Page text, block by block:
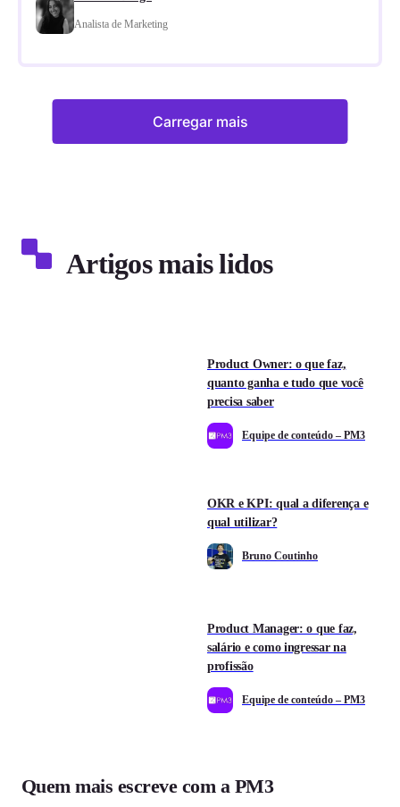
Analista de Marketing
Carregar mais
Artigos mais lidos
Product Owner: o que faz,
quanto ganha e tudo que você
precisa saber
Equipe de conteúdo – PM3
OKR e KPI: qual a diferença e
qual utilizar?
Bruno Coutinho
Product Manager: o que faz,
salário e como ingressar na
profissão
Equipe de conteúdo – PM3
Quem mais escreve com a PM3